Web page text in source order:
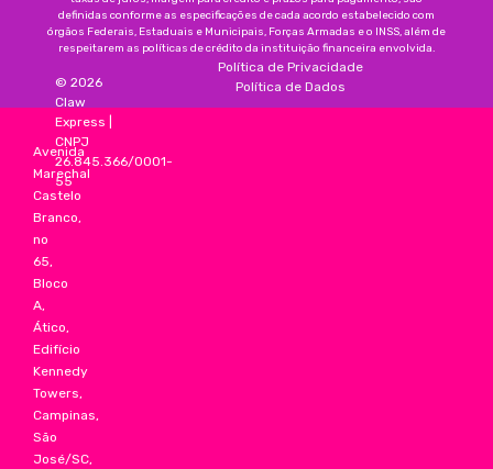
definidas conforme as especificações de cada acordo estabelecido com
órgãos Federais, Estaduais e Municipais, Forças Armadas e o INSS, além de
respeitarem as políticas de crédito da instituição financeira envolvida.
Avenida
Marechal
Castelo
Branco,
no
65,
Bloco
A,
Ático,
Edifício
Kennedy
Towers,
Campinas,
São
José/SC,
© 2026
Claw
Express
CNPJ
26.845.366/0001-
55
Política de Privacidade
Política de Dados